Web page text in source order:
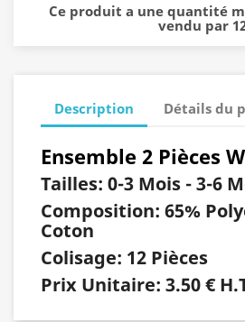
Ce produit a une quantité
vendu par
Description Détails du
Ensemble 2 Pièces
Tailles: 0-3 Mois - 3-6
Composition: 65%
Coton
Colisage: 12 Pièces
Prix Unitaire: 3.50 €